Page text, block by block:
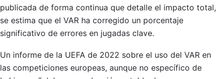
publicada de forma continua que detalle el impacto total,
se estima que el VAR ha corregido un porcentaje
significativo de errores en jugadas clave.
Un informe de la UEFA de 2022 sobre el uso del VAR en
las competiciones europeas, aunque no específico de